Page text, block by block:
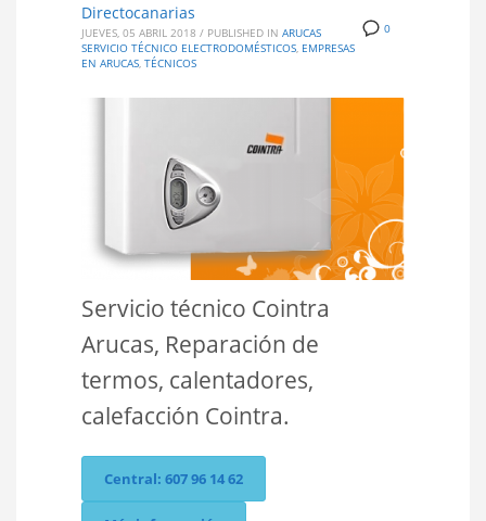
0
Directocanarias
JUEVES, 05 ABRIL 2018 / PUBLISHED IN ARUCAS
SERVICIO TÉCNICO ELECTRODOMÉSTICOS EMPRESAS
EN ARUCAS TÉCNICOS
Servicio técnico Cointra
Arucas, Reparación de
termos, calentadores,
calefacción Cointra.
Central: 607 96 14 62